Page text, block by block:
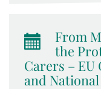
From
the
Carers – EU
and